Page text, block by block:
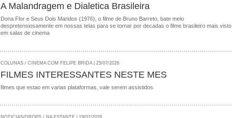
A Malandragem e Dialetica Brasileira
Dona Flor e Seus Dois Maridos (1976), o filme de Bruno Barreto, bate meio
despretensiosamente em nossas telas para se tornar por decadas o filme brasileiro mais visto
em salas de cinema
COLUNAS / CINEMA COM FELIPE BRIDA | 25/07/2026
FILMES INTERESSANTES NESTE MES
filmes que estao em varias plataformas, vale serem assistidos